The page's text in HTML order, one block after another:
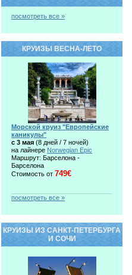
посмотреть все »
КРУИЗЫ ВЕСНА-ЛЕТО
Морской круиз "Европейские
каникулы"
c 3 мая (8 дней / 7 ночей)
на лайнере Norwegian Epic
Маршрут: Барселона -
Барселона
Стоимость от 749€
посмотреть все »
КРУИЗЫ ИЗ САНКТ-ПЕТЕРБУРГА
И СОЧИ